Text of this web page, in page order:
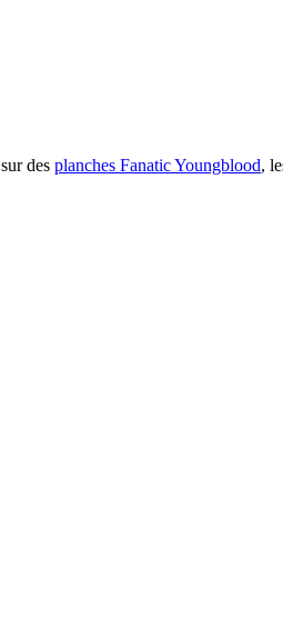
sur des planches Fanatic Youngblood,